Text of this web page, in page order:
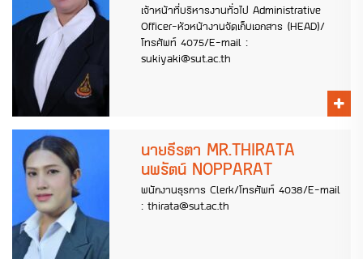
เจ้าหน้าที่บริหารงานทั่วไป Administrative
Officer-หัวหน้างานจัดเก็บเอกสาร (HEAD)/
โทรศัพท์ 4075/E-mail :
sukiyaki@sut.ac.th
นายธีรตา MR.THIRATA
นพรัตน์ NOPPARAT
พนักงานธุรการ Clerk/โทรศัพท์ 4038/E-mail
: thirata@sut.ac.th